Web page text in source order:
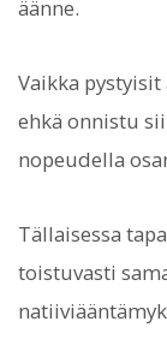
äänne.
Vaikka
ehkä onnistu
nopeudella
Tällaisessa
toistuvasti